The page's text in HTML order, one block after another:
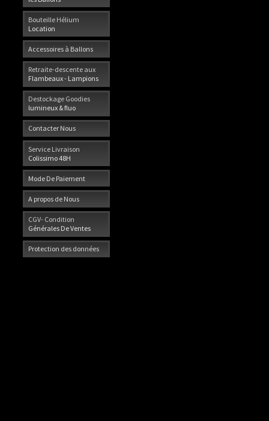
Bouteille Hélium
Location
Accessoires à Ballons
Retraite-descente aux
Flambeaux - Lampions
Destockage Goodies
lumineux & fluo
Contacter Nous
Service Livraison
Colissimo 48H
Mode De Paiement
A propos de Nous
CGV- Condition
Générales De Ventes
Protection des données